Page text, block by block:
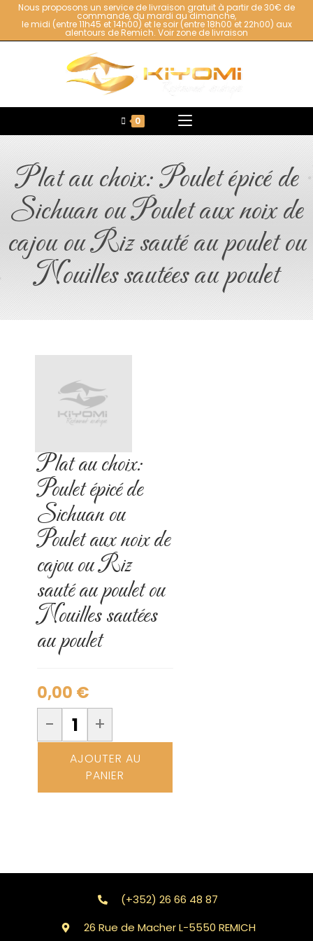
Nous proposons un service de livraison gratuit à partir de 30€ de
commande, du mardi au dimanche,
le midi (entre 11h45 et 14h00) et le soir (entre 18h00 et 22h00) aux
alentours de Remich. Voir zone de livraison
0
Plat au choix: Poulet épicé de
Sichuan ou Poulet aux noix de
cajou ou Riz sauté au poulet ou
Nouilles sautées au poulet
Plat au choix:
Poulet épicé de
Sichuan ou
Poulet aux noix de
cajou ou Riz
sauté au poulet ou
Nouilles sautées
au poulet
0,00 €
- +
AJOUTER AU
PANIER
(+352) 26 66 48 87
26 Rue de Macher L-5550 REMICH